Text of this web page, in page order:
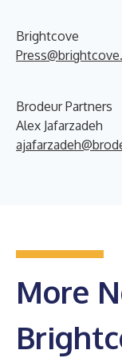
Brightcove
Brodeur Partners
Alex Jafarzadeh
More